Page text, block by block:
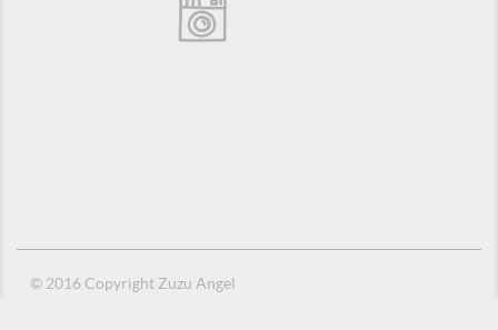
© 2016 Copyright Zuzu Angel